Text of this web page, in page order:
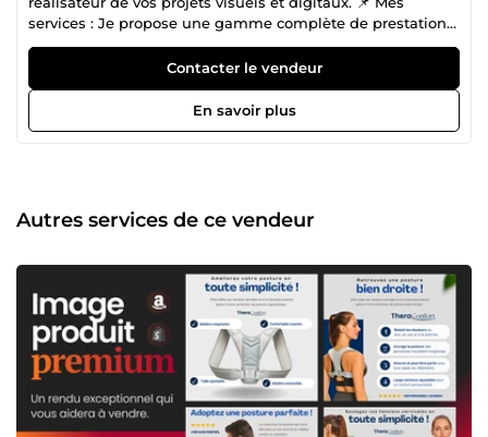
services : Je propose une gamme complète de prestations
pour donner vie à vos projets : 🎞️ Montage photo et vidéo :
Transformez vos souvenirs ou vos contenus en œuvres
mémorables. 💻 Création de sites internet : Sites vitrines, e-
commerce ou plateformes sur mesure, je conçois des sites
esthétiques et performants. 🔗 Conception de tunnels de
professionnalisme, avec une priorité absolue : respecter
vos attentes et délais. 💡 Créativité et passion Ma passion
constamment les tendances pour vous offrir des
réalisations modernes et percutantes. 💬 Écoute et
communication Je suis à vos côtés à chaque étape : de la
définition de vos besoins jusqu’à la finalisation. Mon
objectif est de vous offrir une expérience claire,
transparente et collaborative. 🛠️ Outils performants Grâce à
des logiciels tels qu’Adobe Photoshop, Premiere Pro et
WordPress, je vous garantis des rendus professionnels
Contacter le vendeur
En savoir plus
Autres services de ce vendeur